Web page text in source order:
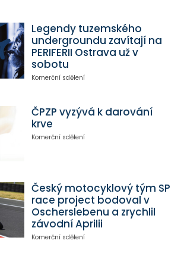
Legendy tuzemského
undergroundu zavítají na
PERIFERII Ostrava už v
sobotu
Komerční sdělení
ČPZP vyzývá k darování
krve
Komerční sdělení
Český motocyklový tým SP
race project bodoval v
Oscherslebenu a zrychlil
závodní Aprilii
Komerční sdělení